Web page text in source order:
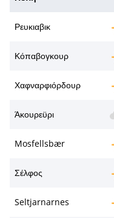
Ρευκιαβικ
Κόπαβογκουρ
Χαφναρφιόρδουρ
Άκουρεϋρι
Mosfellsbær
Σέλφος
Seltjarnarnes